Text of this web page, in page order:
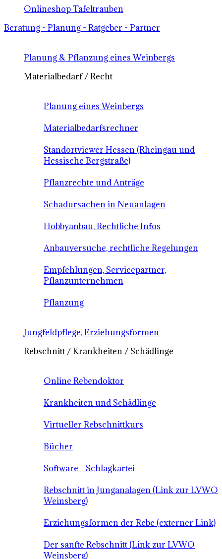
Onlineshop Tafeltrauben
Beratung - Planung - Ratgeber - Partner
Planung & Pflanzung eines Weinbergs
Materialbedarf / Recht
Planung eines Weinbergs
Materialbedarfsrechner
Standortviewer Hessen (Rheingau und
Hessische Bergstraße)
Pflanzrechte und Anträge
Schadursachen in Neuanlagen
Hobbyanbau, Rechtliche Infos
Anbauversuche, rechtliche Regelungen
Empfehlungen, Servicepartner,
Pflanzunternehmen
Pflanzung
Jungfeldpflege, Erziehungsformen
Rebschnitt / Krankheiten / Schädlinge
Online Rebendoktor
Krankheiten und Schädlinge
Virtueller Rebschnittkurs
Bücher
Software - Schlagkartei
Rebschnitt in Junganalagen (Link zur LVWO
Weinsberg)
Erziehungsformen der Rebe (externer Link)
Der sanfte Rebschnitt (Link zur LVWO
Weinsberg)